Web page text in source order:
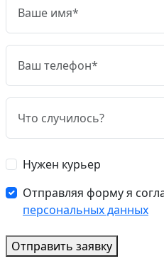
Нужен курьер
Отправляя форму я
персональных данных
Отправить заявку